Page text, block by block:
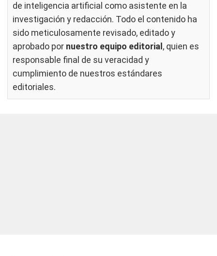
de inteligencia artificial como asistente en la
investigación y redacción. Todo el contenido ha
sido meticulosamente revisado, editado y
aprobado por nuestro equipo editorial , quien es
responsable final de su veracidad y
cumplimiento de nuestros estándares
editoriales.